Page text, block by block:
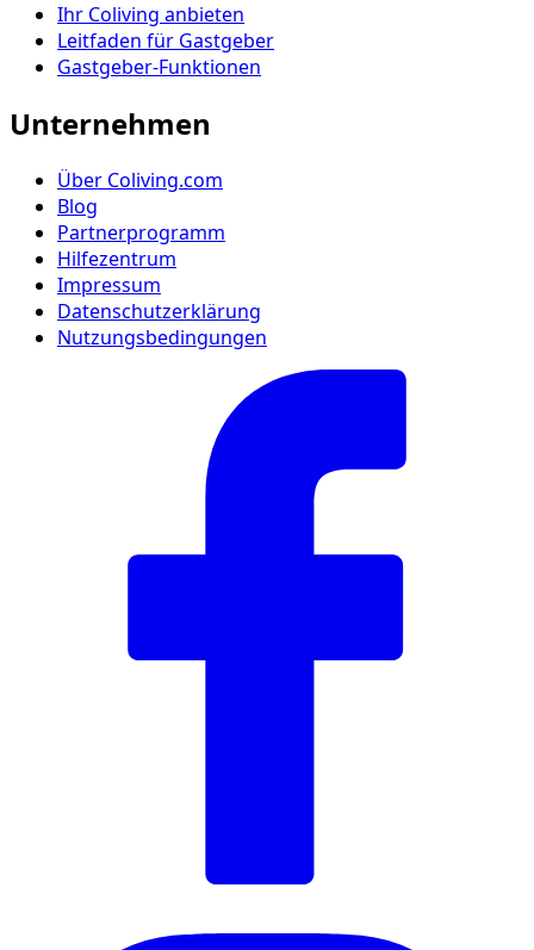
Ihr Coliving anbieten
Leitfaden für Gastgeber
Gastgeber-Funktionen
Unternehmen
Über Coliving.com
Blog
Partnerprogramm
Hilfezentrum
Impressum
Datenschutzerklärung
Nutzungsbedingungen